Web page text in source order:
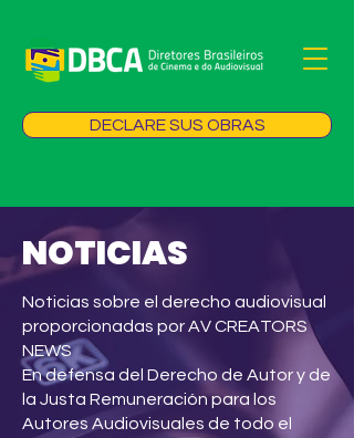
DECLARE SUS OBRAS
NOTICIAS
Noticias sobre el derecho audiovisual
proporcionadas por AV CREATORS
NEWS
En defensa del Derecho de Autor y de
la Justa Remuneración para los
Autores Audiovisuales de todo el